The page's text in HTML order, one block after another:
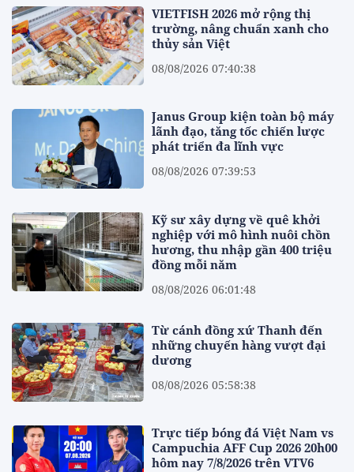
VIETFISH 2026 mở rộng thị
trường, nâng chuẩn xanh cho
thủy sản Việt
08/08/2026 07:40:38
Janus Group kiện toàn bộ máy
lãnh đạo, tăng tốc chiến lược
phát triển đa lĩnh vực
08/08/2026 07:39:53
Kỹ sư xây dựng về quê khởi
nghiệp với mô hình nuôi chồn
hương, thu nhập gần 400 triệu
đồng mỗi năm
08/08/2026 06:01:48
Từ cánh đồng xứ Thanh đến
những chuyến hàng vượt đại
dương
08/08/2026 05:58:38
Trực tiếp bóng đá Việt Nam vs
Campuchia AFF Cup 2026 20h00
hôm nay 7/8/2026 trên VTV6